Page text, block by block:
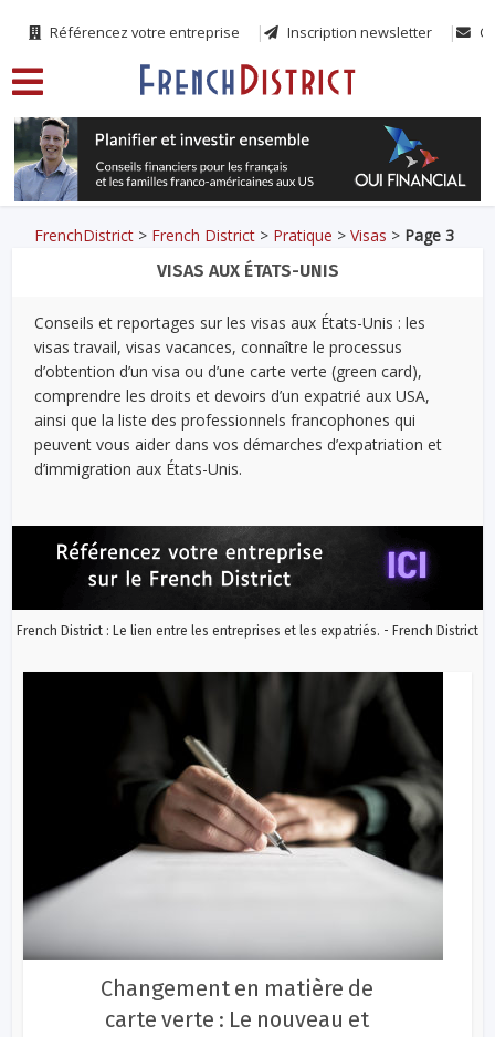
Référencez votre entreprise Inscription newsletter
FrenchDistrict > French District > Pratique >Visas > Page 3
VISAS AUX ÉTATS-UNIS
Conseils et reportages sur les visas aux États-Unis : les
visas travail, visas vacances, connaître le processus
d’obtention d’un visa ou d’une carte verte (green card),
comprendre les droits et devoirs d’un expatrié aux USA,
ainsi que la liste des professionnels francophones qui
peuvent vous aider dans vos démarches d’expatriation et
d’immigration aux États-Unis.
French District : Le lien entre les entreprises et les expatriés. - French District
Changement en matière de
carte verte : Le nouveau et